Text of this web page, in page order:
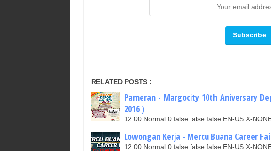
RELATED POSTS :
Pameran - Margocity 10th Aniversary
2016 )
12.00 Normal 0 false false false EN-US X-
Lowongan Kerja - Mercu Buana Career
12.00 Normal 0 false false false EN-US X-